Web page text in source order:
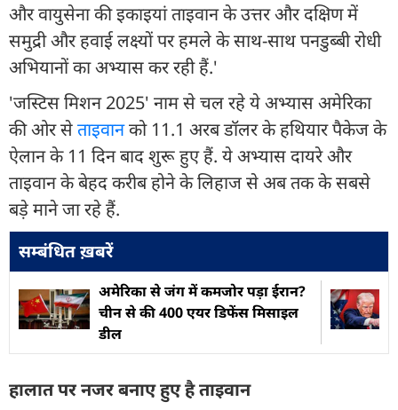
और वायुसेना की इकाइयां ताइवान के उत्तर और दक्षिण में
समुद्री और हवाई लक्ष्यों पर हमले के साथ-साथ पनडुब्बी रोधी
अभियानों का अभ्यास कर रही हैं.'
'जस्टिस मिशन 2025' नाम से चल रहे ये अभ्यास अमेरिका
की ओर सेताइवानको 11.1 अरब डॉलर के हथियार पैकेज के
ऐलान के 11 दिन बाद शुरू हुए हैं. ये अभ्यास दायरे और
ताइवान के बेहद करीब होने के लिहाज से अब तक के सबसे
बड़े माने जा रहे हैं.
सम्बंधित ख़बरें
अमेरिका से जंग में कमजोर पड़ा ईरान?
चीन से की 400 एयर डिफेंस मिसाइल
डील
हालात पर नजर बनाए हुए है ताइवान